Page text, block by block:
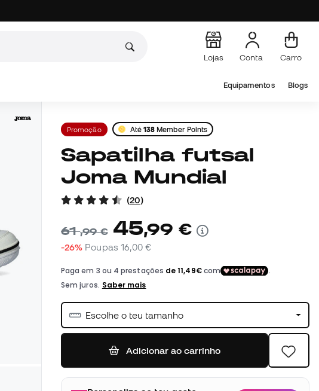
Lojas Conta Carro
Equipamentos Blogs
Promoção Até 138 Member Points
Sapatilha futsal
Joma Mundial
(20)
61,99 € 45,99 €
-26% Poupas 16,00 €
Escolhe o teu tamanho
Adicionar ao carrinho